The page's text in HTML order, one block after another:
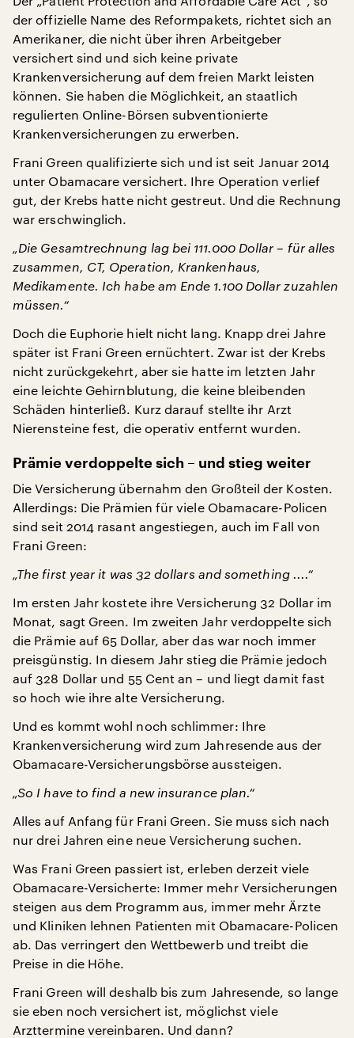
der offizielle Name des Reformpakets, richtet sich an
Amerikaner, die nicht über ihren Arbeitgeber
versichert sind und sich keine private
Krankenversicherung auf dem freien Markt leisten
können. Sie haben die Möglichkeit, an staatlich
regulierten Online-Börsen subventionierte
Krankenversicherungen zu erwerben.
Frani Green qualifizierte sich und ist seit Januar 2014
unter Obamacare versichert. Ihre Operation verlief
gut, der Krebs hatte nicht gestreut. Und die Rechnung
war erschwinglich.
„Die Gesamtrechnung lag bei 111.000 Dollar – für alles
zusammen, CT, Operation, Krankenhaus,
Medikamente. Ich habe am Ende 1.100 Dollar zuzahlen
müssen.“
Doch die Euphorie hielt nicht lang. Knapp drei Jahre
später ist Frani Green ernüchtert. Zwar ist der Krebs
nicht zurückgekehrt, aber sie hatte im letzten Jahr
eine leichte Gehirnblutung, die keine bleibenden
Schäden hinterließ. Kurz darauf stellte ihr Arzt
Nierensteine fest, die operativ entfernt wurden.
Prämie verdoppelte sich – und stieg weiter
Die Versicherung übernahm den Großteil der Kosten.
Allerdings: Die Prämien für viele Obamacare-Policen
sind seit 2014 rasant angestiegen, auch im Fall von
Frani Green:
„The first year it was 32 dollars and something ....“
Im ersten Jahr kostete ihre Versicherung 32 Dollar im
Monat, sagt Green. Im zweiten Jahr verdoppelte sich
die Prämie auf 65 Dollar, aber das war noch immer
preisgünstig. In diesem Jahr stieg die Prämie jedoch
auf 328 Dollar und 55 Cent an – und liegt damit fast
so hoch wie ihre alte Versicherung.
Und es kommt wohl noch schlimmer: Ihre
Krankenversicherung wird zum Jahresende aus der
Obamacare-Versicherungsbörse aussteigen.
„So I have to find a new insurance plan.“
Alles auf Anfang für Frani Green. Sie muss sich nach
nur drei Jahren eine neue Versicherung suchen.
Was Frani Green passiert ist, erleben derzeit viele
Obamacare-Versicherte: Immer mehr Versicherungen
steigen aus dem Programm aus, immer mehr Ärzte
und Kliniken lehnen Patienten mit Obamacare-Policen
ab. Das verringert den Wettbewerb und treibt die
Preise in die Höhe.
Frani Green will deshalb bis zum Jahresende, so lange
sie eben noch versichert ist, möglichst viele
Arzttermine vereinbaren. Und dann?